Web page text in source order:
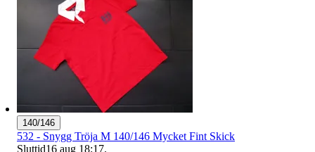
140/146
532 - Snygg Tröja M 140/146 Mycket Fint Skick
Sluttid16 aug 18:17.